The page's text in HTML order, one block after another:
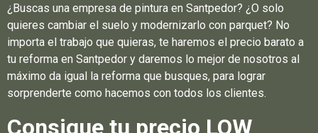
¿Buscas una empresa de pintura en Santpedor? ¿O solo
quieres cambiar el suelo y modernizarlo con parquet? No
importa el trabajo que quieras, te haremos el precio barato a
tu reforma en Santpedor y daremos lo mejor de nosotros al
máximo da igual la reforma que busques, para lograr
sorprenderte como hacemos con todos los clientes.
Consigue tu precio LOW